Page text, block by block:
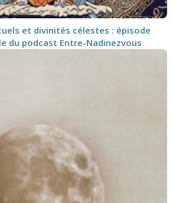
et divinités célestes : épisode
du podcast Entre-Nadinezvous